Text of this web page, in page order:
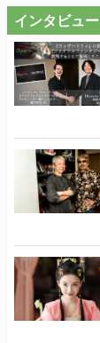
インタビュー